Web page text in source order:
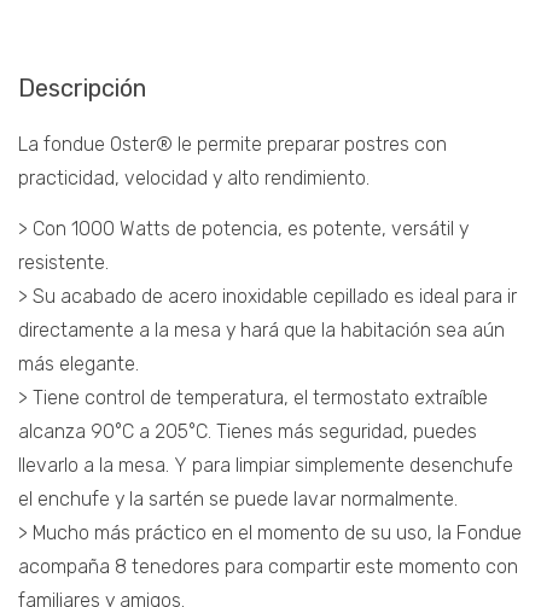
Descripción
La fondue Oster® le permite preparar postres con
practicidad, velocidad y alto rendimiento.
> Con 1000 Watts de potencia, es potente, versátil y
resistente.
> Su acabado de acero inoxidable cepillado es ideal para ir
directamente a la mesa y hará que la habitación sea aún
más elegante.
> Tiene control de temperatura, el termostato extraíble
alcanza 90°C a 205°C. Tienes más seguridad, puedes
llevarlo a la mesa. Y para limpiar simplemente desenchufe
el enchufe y la sartén se puede lavar normalmente.
> Mucho más práctico en el momento de su uso, la Fondue
acompaña 8 tenedores para compartir este momento con
familiares y amigos.